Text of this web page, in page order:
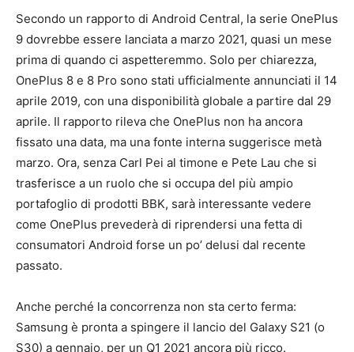
Secondo un rapporto di Android Central, la serie OnePlus
9 dovrebbe essere lanciata a marzo 2021, quasi un mese
prima di quando ci aspetteremmo. Solo per chiarezza,
OnePlus 8 e 8 Pro sono stati ufficialmente annunciati il ​​14
aprile 2019, con una disponibilità globale a partire dal 29
aprile. Il rapporto rileva che OnePlus non ha ancora
fissato una data, ma una fonte interna suggerisce metà
marzo. Ora, senza Carl Pei al timone e Pete Lau che si
trasferisce a un ruolo che si occupa del più ampio
portafoglio di prodotti BBK, sarà interessante vedere
come OnePlus prevederà di riprendersi una fetta di
consumatori Android forse un po’ delusi dal recente
passato.
Anche perché la concorrenza non sta certo ferma:
Samsung è pronta a spingere il lancio del Galaxy S21 (o
S30) a gennaio, per un Q1 2021 ancora più ricco.